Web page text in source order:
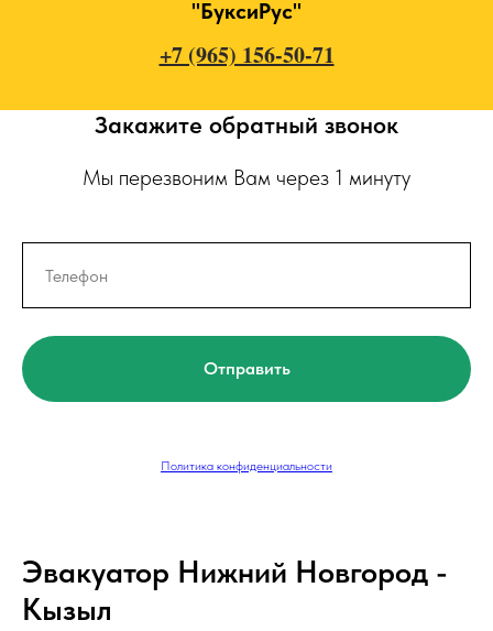
"БуксиРус"
+7 (965) 156-50-71
Закажите обратный звонок
Мы перезвоним Вам через 1 минуту
Отправить
Политика конфиденциальности
Эвакуатор Нижний Новгород -
Кызыл